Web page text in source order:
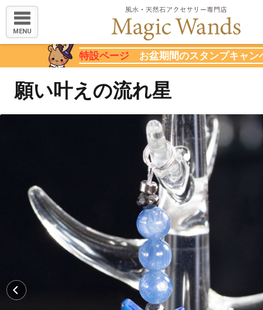
MENU
特設ページ お盆期間のスタンプキャン
願い叶えの流れ星